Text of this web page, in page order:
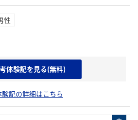
性
志望動機
験記の詳細はこちら
体験記を見る(無料)